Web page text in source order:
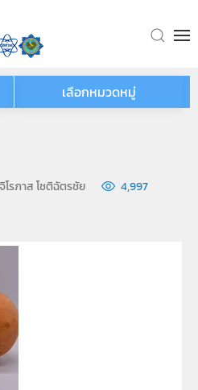
เลือกหมวดหมู่
โรภาส โชติฉัตรชัย
4,997